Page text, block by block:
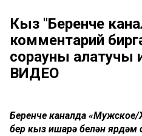
Кыз "Беренче
комментарий
сорауны аңлатучы
ВИДЕО
Беренче каналда
бер кыз ишарә белән ярдәм